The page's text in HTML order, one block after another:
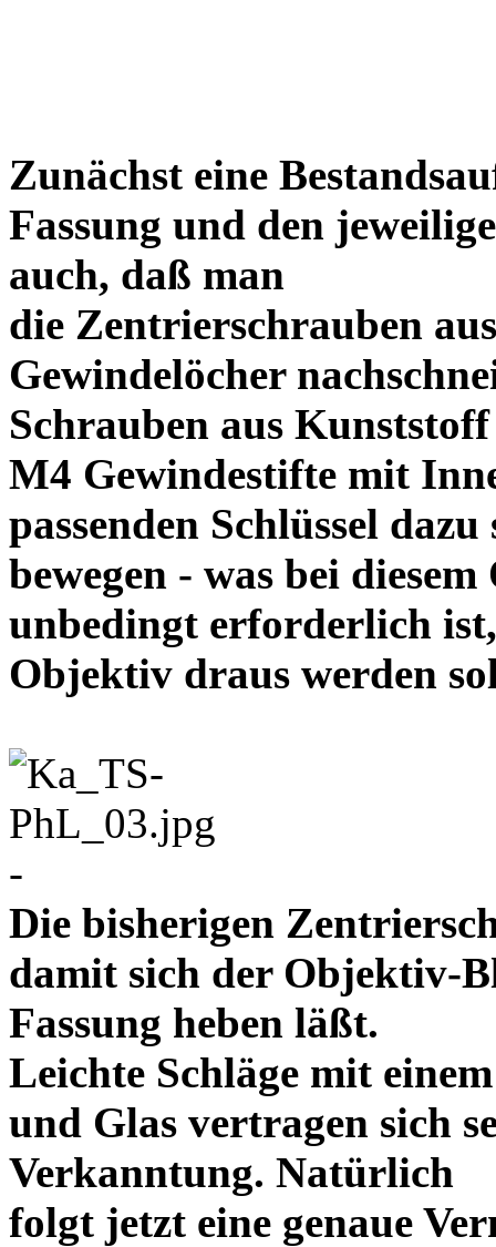
Zunächst eine
Fassung und den
auch, daß man
die Zentrierschrauben
Gewindelöcher
Schrauben aus
M4 Gewindestifte mit
passenden Schlüssel
bewegen - was bei
unbedingt erforderlich
Objektiv draus
-
Die bisherigen
damit sich der Objektiv-
Fassung heben läßt.
Leichte Schläge mit
und Glas vertragen sich
Verkanntung. Natürlich
folgt jetzt eine genaue